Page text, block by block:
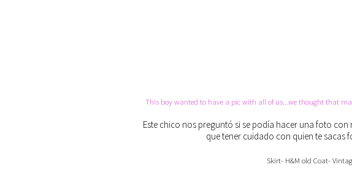
This boy wanted to have a pic with all of us...we thought that
Este chico nos preguntó si se podía hacer una foto
que tener cuidado con quien te sacas
Skirt- H&M old Coat-